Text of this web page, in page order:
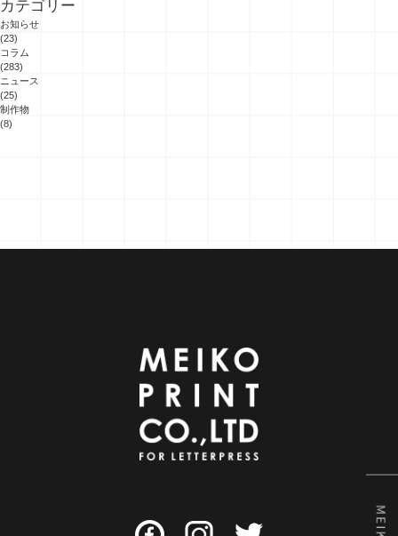
カテゴリー
お知らせ
(23)
コラム
(283)
ニュース
(25)
制作物
(8)